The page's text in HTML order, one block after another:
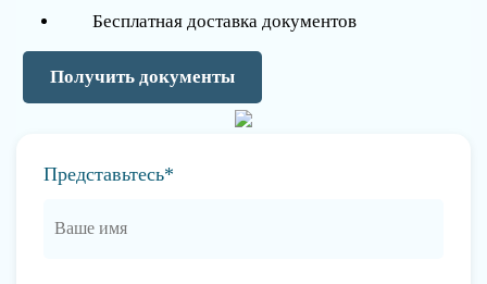
Бесплатная доставка документов
Получить документы
Представьтесь*